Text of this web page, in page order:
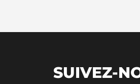
SUIVEZ-